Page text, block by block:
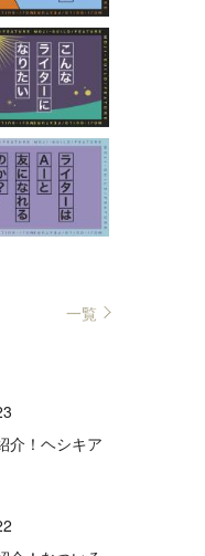
一覧
介！ヘシキア